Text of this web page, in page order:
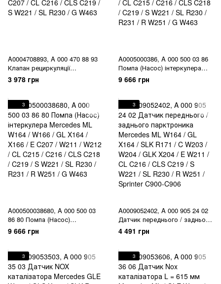
A0004708893, A 000 470 88 93
Клапан рециркуляції
відпрацьованих газів EGR
Mercedes SLK R171 / SLS C197
C216 / CLS C219 / S W221 / SL
R230 / G W463
3 978 грн
A0005000386, A 000 500 03 86
Помпа (Насос) інтеркулера
Mercedes ML W164 / W166 / GL
X164 / X166 / E C207 / W211 /
C218 / C219 / S W221 / SL R230
/ R231 / R W251 / G W463
9 666 грн
3
A000500038680, A 000 500 03
86 80 Помпа (Насос)
інтеркулера Mercedes ML
W164 / W166 / GL X164 / X166 /
C215 / C216 / CLS C218 / C219
/ S W221 / SL R230 / R231 / R
W251 / G W463
9 666 грн
3
A0009052402, A 000 905 24 02
Датчик переднього / заднього
парктроника Mercedes ML
W164 / GL X164 / SLK R171 / C
W211 / CL C216 / CLS C219 / S
W221 / SL R230 / R W251 /
Sprinter C900-C906
4 491 грн
3 3